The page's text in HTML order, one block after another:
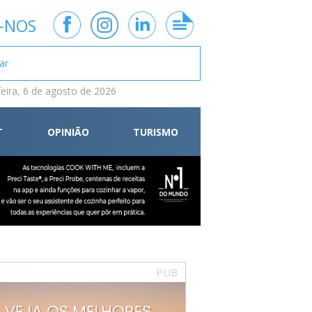
6 de agosto de 2026
OPINIÃO TURISMO
PUB